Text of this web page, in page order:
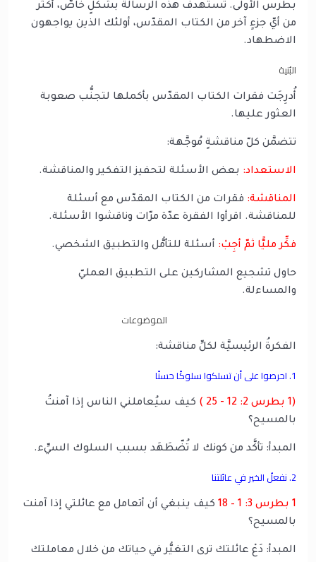
بطرس الأولى. تستهدف هذه الرسالة بشكلٍ خاصّ، أكثر
من أيّ جزءٍ آخر من الكتاب المقدّس، أولئك الذين يواجهون
الاضطهاد.
البُنية
أُدرِجَت فقرات الكتاب المقدّس بأكملها لتجنُّب صعوبة
العثور عليها.
تتضمَّن كلّ مناقشةٍ مُوجَّهة:
الاستعداد: بعض الأسئلة لتحفيز التفكير والمناقشة.
المناقشة: فقرات من الكتاب المقدّس مع أسئلة
للمناقشة. اقرأوا الفقرة عدّة مرّات وناقشوا الأسئلة.
فكِّر مليًّا ثمّ أجِبْ: أسئلة للتأمُّل والتطبيق الشخصي.
حاول تشجيع المشاركين على التطبيق العمليّ
والمساءلة.
الموضوعات
الفكرةُ الرئيسيَّة لكلِّ مناقشة:
1. احرصوا على أن تسلكوا سلوكًا حسنًا
(1 بطرس 2: 12 - 25 )
كيف سيُعاملني الناس إذا آمنتُ
بالمسيح؟
المبدأ: تأكَّد من كونك لا تُضّطَهَد بسبب السلوك السيِّء.
2. نفعلُ الخير في عائلتنا
1 بطرس 3: 1 – 18
كيف ينبغي أن أتعامل مع عائلتي إذا آمنت
بالمسيح؟
المبدأ: دَعْ عائلتك ترى التغيُّر في حياتك من خلال معاملتك